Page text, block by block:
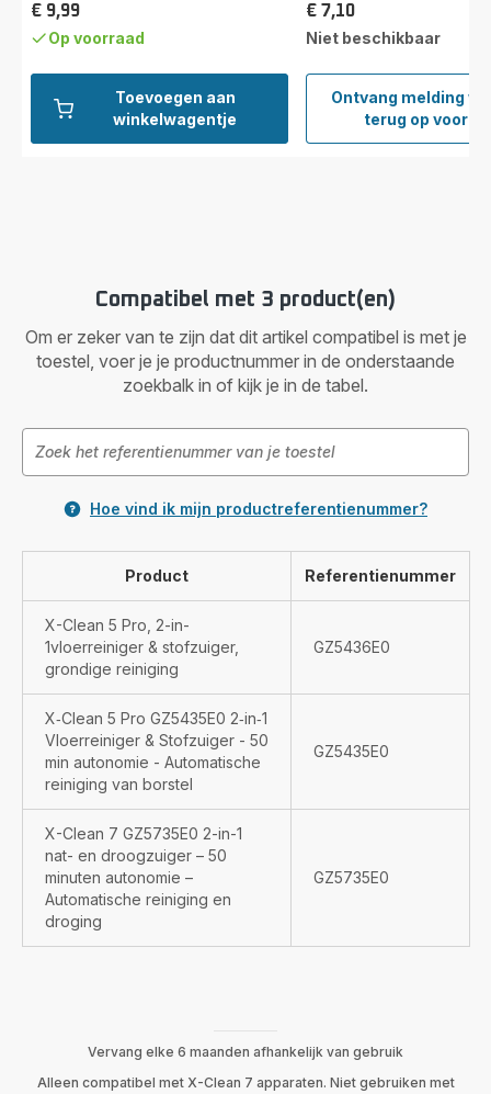
Toevoegen aan
winkelwagentje
Prijs
€ 9,99
Op voorraad
Ontvang melding
terug op
Filter
en
Prijs
€ 7,10
Niet beschikbaar
Compatibel met 3 product(en)
Om er zeker van te zijn dat dit artikel compatibel is met je
toestel, voer je je productnummer in de onderstaande
zoekbalk in of kijk je in de tabel.
Hoe vind ik mijn productreferentienummer?
Product Referentienummer
X-Clean 5 Pro, 2-in-
1vloerreiniger & stofzuiger,
grondige reiniging
GZ5436E0
X‑Clean 5 Pro GZ5435E0 2‑in‑1
Vloerreiniger & Stofzuiger - 50
min autonomie - Automatische
reiniging van borstel
GZ5435E0
X-Clean 7 GZ5735E0 2-in-1
nat- en droogzuiger – 50
minuten autonomie –
Automatische reiniging en
droging
GZ5735E0
Vervang elke 6 maanden afhankelijk van gebruik
Alleen compatibel met X-Clean 7 apparaten. Niet gebruiken met